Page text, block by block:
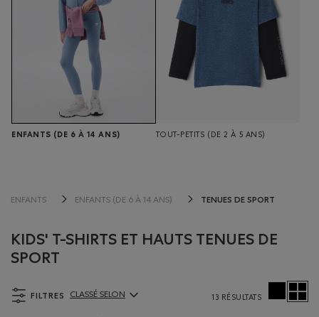
ENFANTS (DE 6 À 14 ANS) TOUT-PETITS (DE 2 À 5 ANS)
ENFANTS ENFANTS (DE 6 À 14 ANS) TENUES DE SPORT
KIDS' T-SHIRTS ET HAUTS TENUES DE
SPORT
FILTRES
ClassÃ© selon Articles:
CLASSÉ SELON 13 RÉSULTATS